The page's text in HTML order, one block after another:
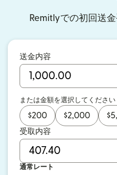
Remitlyでの初回送
送金内容
または金額を選択してください
$200 $2,000 $
受取内容
通常レート